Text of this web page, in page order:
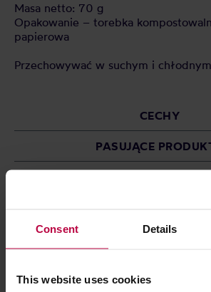
Consent Details
This website uses cookies
Masa netto: 70 g
Opakowanie – torebka
papierowa
Przechowywać w suchym i
CECHY
PASUJĄCE